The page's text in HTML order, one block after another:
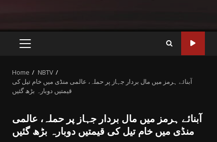
PRIMARY
Home
NBTV
آبنائے ہرمز میں مال بردار جہاز پر حملہ، عالمی منڈی میں خام تیل کی
قیمتیں دوبارہ بڑھ گئیں
آبنائے ہرمز میں مال بردار جہاز پر حملہ، عالمی
منڈی میں خام تیل کی قیمتیں دوبارہ بڑھ گئیں